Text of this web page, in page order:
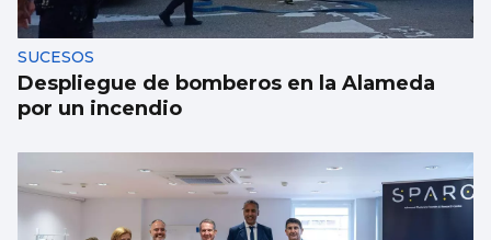
SUCESOS
Despliegue de bomberos en la Alameda
por un incendio